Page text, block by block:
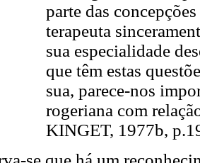
parte das
terapeuta
sua especialidade
que têm estas
sua, parece-nos
rogeriana com
KINGET, 1977b,